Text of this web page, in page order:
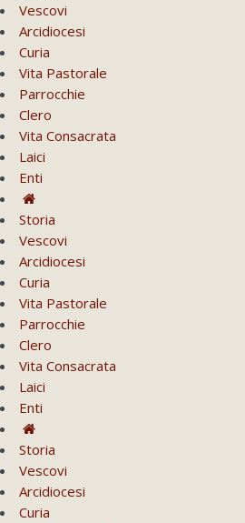
Vescovi
Arcidiocesi
Curia
Vita Pastorale
Parrocchie
Clero
Vita Consacrata
Laici
Enti
Storia
Vescovi
Arcidiocesi
Curia
Vita Pastorale
Parrocchie
Clero
Vita Consacrata
Laici
Enti
Storia
Vescovi
Arcidiocesi
Curia